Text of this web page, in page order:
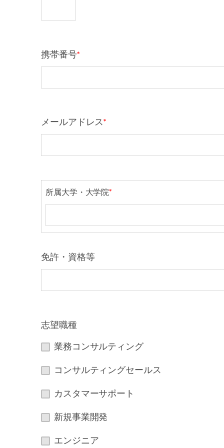
携帯番号*
メールアドレス*
所属大学・大学院*
免許・資格等
志望職種
業務コンサルティング
コンサルティングセールス
カスタマーサポート
新規事業開発
エンジニア